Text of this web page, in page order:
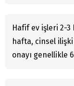
Hafif ev işleri 2-3
hafta, cinsel
onayı genellikle